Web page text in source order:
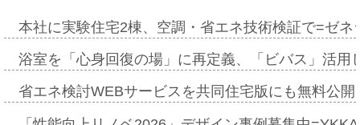
本社に実験住宅2棟、空調・省エネ技術検証で=ゼ
浴室を「心身回復の場」に再定義、「ビバス」活
省エネ検討WEBサービスを共同住宅版にも無料公